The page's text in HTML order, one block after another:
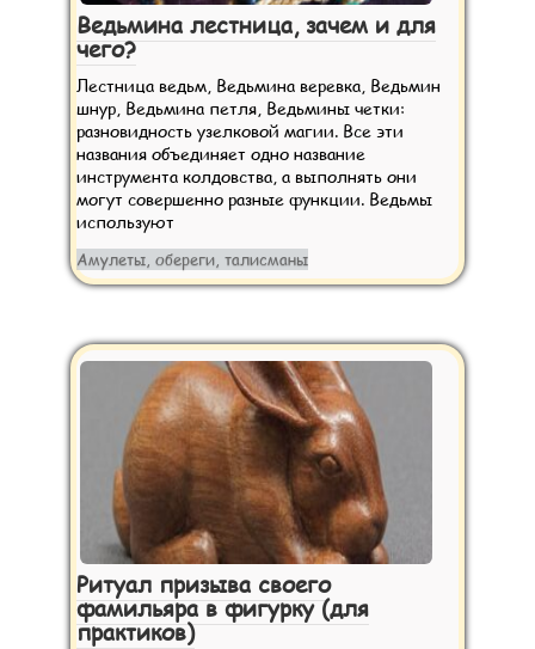
Ведьмина лестница, зачем и для
чего?
Лестница ведьм, Ведьмина веревка, Ведьмин
шнур, Ведьмина петля, Ведьмины четки:
разновидность узелковой магии. Все эти
названия объединяет одно название
инструмента колдовства, а выполнять они
могут совершенно разные функции. Ведьмы
используют
Амулеты, обереги, талисманы
Ритуал призыва своего
фамильяра в фигурку (для
практиков)